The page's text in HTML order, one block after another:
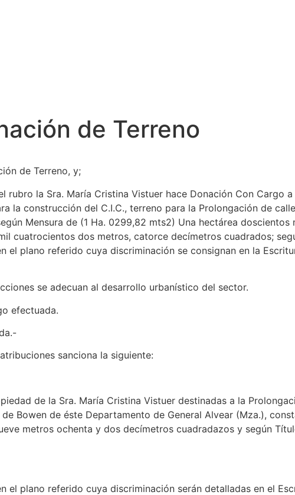
de Terreno
de Terreno, y;
rubro la Sra. María Cristina Vistuer hace Donación Con Cargo
la construcción del C.I.C., terreno para la Prolongación de
Mensura de (1 Ha. 0299,82 mts2) Una hectárea doscientos
cuatrocientos dos metros, catorce decímetros cuadrados;
plano referido cuya discriminación se consignan en la
se adecuan al desarrollo urbanístico del sector.
efectuada.
sanciona la siguiente:
de la Sra. María Cristina Vistuer destinadas a la
Bowen de éste Departamento de General Alvear (Mza.),
metros ochenta y dos decímetros cuadradazos y según
plano referido cuya discriminación serán detalladas en el